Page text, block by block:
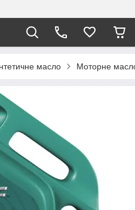
масло Моторне